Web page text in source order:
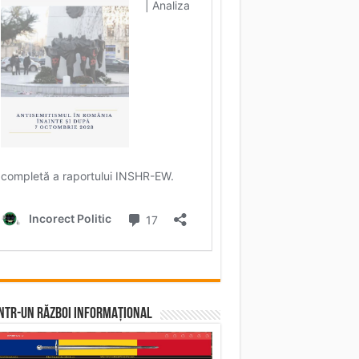
un RĂZBOI INFORMAȚIONAL